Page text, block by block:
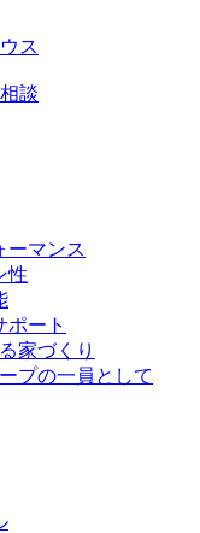
ス
談
ーマンス
性
ポート
家づくり
プの一員として